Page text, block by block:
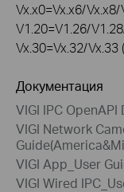
Vx.x0=Vx.x6/
V1.20=V1.26/
Vx.30=Vx.32/
Документация
VIGI IPC
VIGI Network
VIGI App_User
VIGI Wired